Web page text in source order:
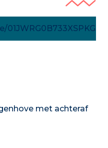
met achteraf